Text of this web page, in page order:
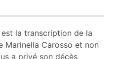
la transcription de la
Marinella Carosso et non
a privé son décès